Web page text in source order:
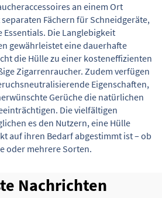
an einem Ort
Fächern für Schneidgeräte,
Essentials. Die Langlebigkeit
gewährleistet eine dauerhafte
die Hülle zu einer kosteneffizienten
Zigarrenraucher. Zudem verfügen
Eigenschaften,
Gerüche die natürlichen
Die vielfältigen
es den Nutzern, eine Hülle
auf ihren Bedarf abgestimmt ist – ob
oder mehrere Sorten.
Nachrichten